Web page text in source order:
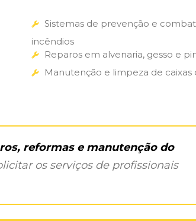
Sistemas de prevenção e
incêndios
Reparos em alvenaria, gesso e
Manutenção e limpeza de caixas
reformas e manutenção do
os serviços de profissionais